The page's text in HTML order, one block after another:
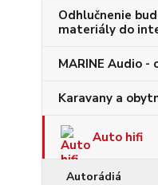
Odhlučnenie
materiály do
MARINE Audio -
Karavany a
Auto hifi
Autorádiá